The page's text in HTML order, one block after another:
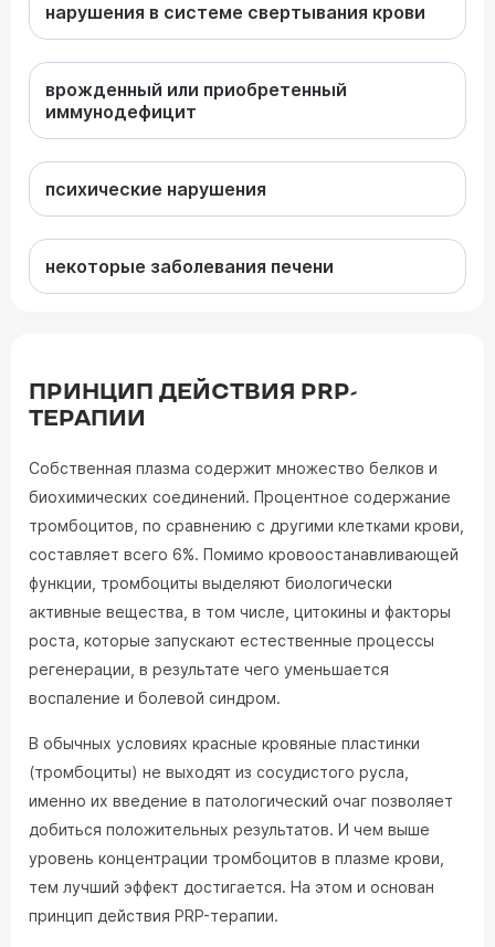
нарушения в системе свертывания крови
врожденный или приобретенный
иммунодефицит
психические нарушения
некоторые заболевания печени
ПРИНЦИП ДЕЙСТВИЯ PRP-
ТЕРАПИИ
Собственная плазма содержит множество белков и
биохимических соединений. Процентное содержание
тромбоцитов, по сравнению с другими клетками крови,
составляет всего 6%. Помимо кровоостанавливающей
функции, тромбоциты выделяют биологически
активные вещества, в том числе, цитокины и факторы
роста, которые запускают естественные процессы
регенерации, в результате чего уменьшается
воспаление и болевой синдром.
В обычных условиях красные кровяные пластинки
(тромбоциты) не выходят из сосудистого русла,
именно их введение в патологический очаг позволяет
добиться положительных результатов. И чем выше
уровень концентрации тромбоцитов в плазме крови,
тем лучший эффект достигается. На этом и основан
принцип действия PRP-терапии.